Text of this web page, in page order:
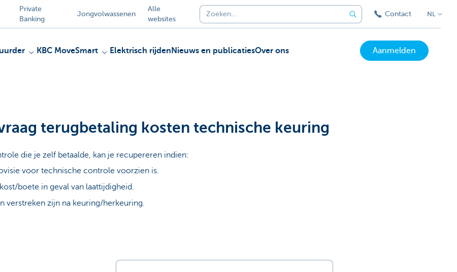
Private
Banking
Jongvolwassenen
Alle
websites
Contact NL
KBC MoveSmart Elektrisch rijden Nieuws en publicatiesOver ons Aanmelden
terugbetaling kosten technische keuring
die je zelf betaalde, kan je recupereren indien:
voor technische controle voorzien is.
boete in geval van laattijdigheid.
verstreken zijn na keuring/herkeuring.